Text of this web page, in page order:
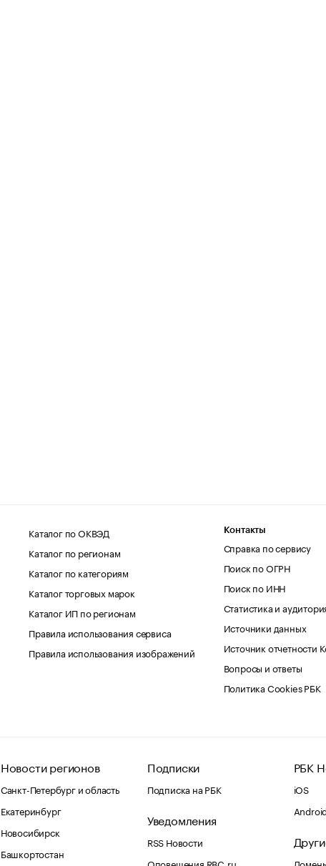
Каталог по ОКВЭД
Каталог по регионам
Каталог по категориям
Каталог торговых марок
Каталог ИП по регионам
Правила использования сервиса
Правила использования изображений
Контакты
Справка по сервису
Поиск по ОГРН
Поиск по ИНН
Статистика и
Источники данных
Источник отчетности
Вопросы и ответы
Политика Cookies РБК
Новости регионов
Санкт-Петербург и область
Екатеринбург
Новосибирск
Башкортостан
Подписки
Подписка на РБК
Уведомления
RSS Новости
Оповещения RBC.ru
РБК
iOS